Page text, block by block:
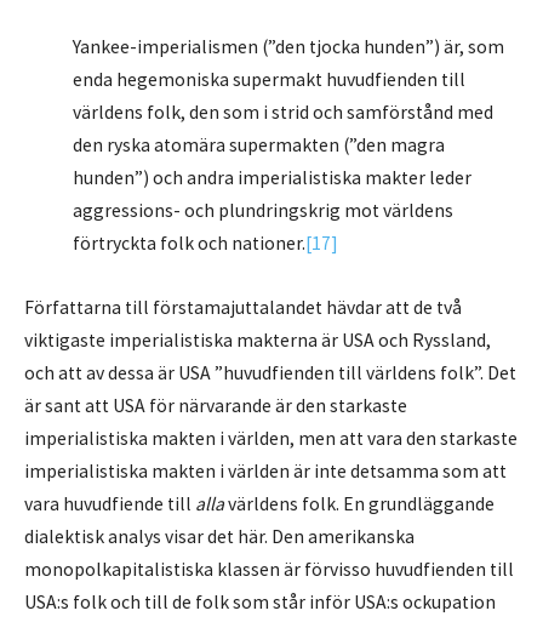
Yankee-imperialismen (”den tjocka hunden”) är, som
enda hegemoniska supermakt huvudfienden till
världens folk, den som i strid och samförstånd med
den ryska atomära supermakten (”den magra
hunden”) och andra imperialistiska makter leder
aggressions- och plundringskrig mot världens
förtryckta folk och nationer.[17]
Författarna till förstamajuttalandet hävdar att de två
viktigaste imperialistiska makterna är USA och Ryssland,
och att av dessa är USA ”huvudfienden till världens folk”. Det
är sant att USA för närvarande är den starkaste
imperialistiska makten i världen, men att vara den starkaste
imperialistiska makten i världen är inte detsamma som att
vara huvudfiende till allavärldens folk. En grundläggande
dialektisk analys visar det här. Den amerikanska
monopolkapitalistiska klassen är förvisso huvudfienden till
USA:s folk och till de folk som står inför USA:s ockupation